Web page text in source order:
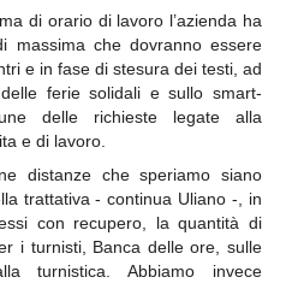
di orario di lavoro l’azienda ha
massima che dovranno essere
e in fase di stesura dei testi, ad
delle ferie solidali e sullo smart-
delle richieste legate alla
e di lavoro.
distanze che speriamo siano
trattativa - continua Uliano -, in
con recupero, la quantità di
i turnisti, Banca delle ore, sulle
turnistica. Abbiamo invece